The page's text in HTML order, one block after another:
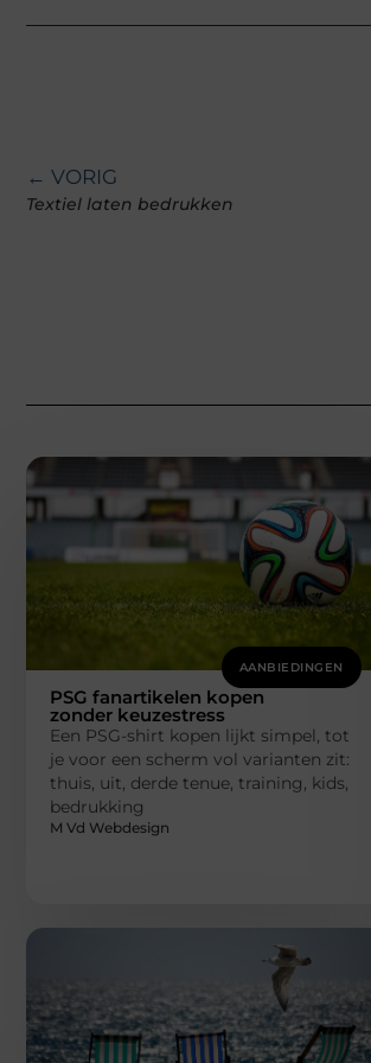
← VORIG
Textiel laten bedrukken
AANBIEDINGEN
PSG fanartikelen kopen
zonder keuzestress
Een PSG-shirt kopen lijkt simpel, tot
je voor een scherm vol varianten zit:
thuis, uit, derde tenue, training, kids,
bedrukking
M Vd Webdesign